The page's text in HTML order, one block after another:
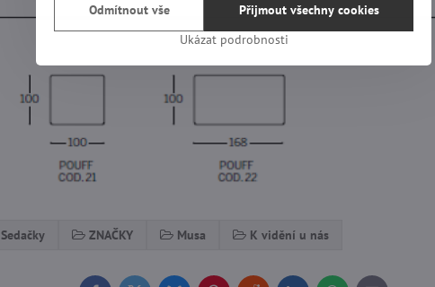
Sedačky ZNAČKY Musa K vidění u nás
Ukázat podrobnosti
Přijmout všechny cookies
Odmítnout vše